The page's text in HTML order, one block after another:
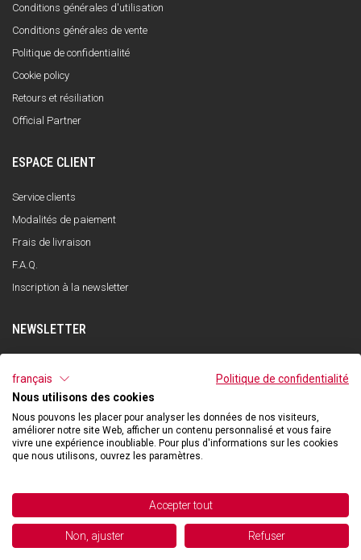
Conditions générales d'utilisation
Conditions générales de vente
Politique de confidentialité
Cookie policy
Retours et résiliation
Official Partner
ESPACE CLIENT
Service clients
Modalités de paiement
Frais de livraison
F.A.Q.
Inscription à la newsletter
NEWSLETTER
S'INSCRIRE
J'ai lu et compris la politique de confidentialité et j'accepte le traitement de
conformément à ce qui est indiqué dans la politique de confidentialité.
Powered and managed by
français
Politique de confidentialité
Nous utilisons des cookies
Nous pouvons les placer pour analyser les données de nos visiteurs,
améliorer notre site Web, afficher un contenu personnalisé et vous faire
vivre une expérience inoubliable. Pour plus d'informations sur les cookies
que nous utilisons, ouvrez les paramètres.
Accepter tout
Non, ajuster Refuser